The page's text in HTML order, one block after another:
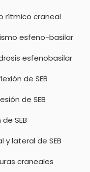
rítmico craneal
esfeno-basilar
esfenobasilar
de SEB
de SEB
SEB
y lateral de SEB
craneales